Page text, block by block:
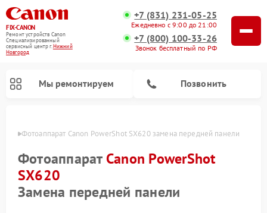
FIX-CANON
Ремонт устройств Canon
Специализированный
cервисный центр г.Нижний
Новгород
+7 (831) 231-05-25
Ежедневно с 9:00 до 21:00
+7 (800) 100-33-26
Звонок бесплатный по РФ
Мы ремонтируем Позвонить
Фотоаппарат Canon PowerShot SX620 замена передней панели
Фотоаппарат Canon PowerShot
SX620
Замена передней панели